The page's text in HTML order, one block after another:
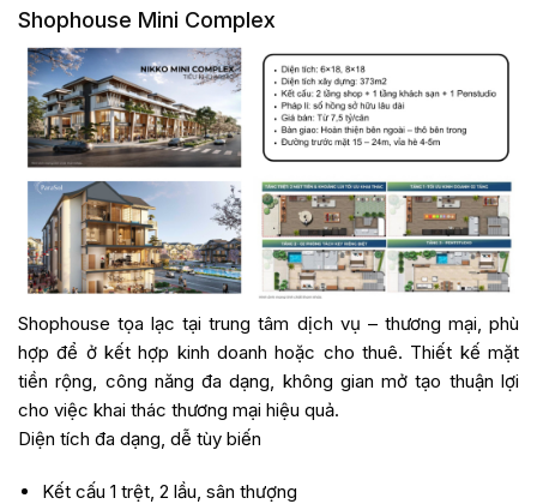
Shophouse Mini Complex
Shophouse tọa lạc tại trung tâm dịch vụ – thương mại, phù
hợp để ở kết hợp kinh doanh hoặc cho thuê. Thiết kế mặt
tiền rộng, công năng đa dạng, không gian mở tạo thuận lợi
cho việc khai thác thương mại hiệu quả.
Diện tích đa dạng, dễ tùy biến
Kết cấu 1 trệt, 2 lầu, sân thượng